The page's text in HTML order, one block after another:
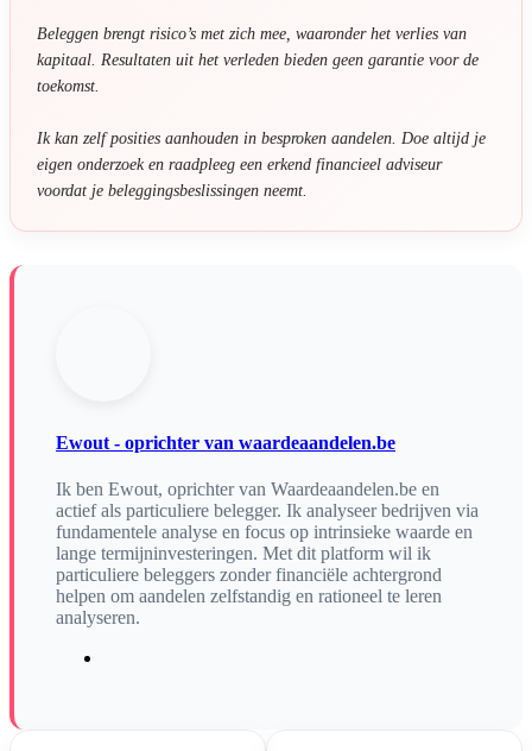
Beleggen brengt risico’s met zich mee, waaronder het verlies van
kapitaal. Resultaten uit het verleden bieden geen garantie voor de
toekomst.
Ik kan zelf posities aanhouden in besproken aandelen. Doe altijd je
eigen onderzoek en raadpleeg een erkend financieel adviseur
voordat je beleggingsbeslissingen neemt.
Ewout - oprichter van waardeaandelen.be
Ik ben Ewout, oprichter van Waardeaandelen.be en
actief als particuliere belegger. Ik analyseer bedrijven via
fundamentele analyse en focus op intrinsieke waarde en
lange termijninvesteringen. Met dit platform wil ik
particuliere beleggers zonder financiële achtergrond
helpen om aandelen zelfstandig en rationeel te leren
analyseren.